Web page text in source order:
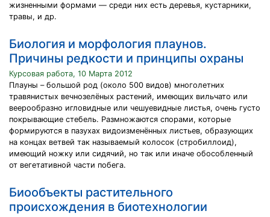
жизненными формами — среди них есть деревья, кустарники,
травы, и др.
Биология и морфология плаунов.
Причины редкости и принципы охраны
Курсовая работа, 10 Марта 2012
Плауны – большой род (около 500 видов) многолетних
травянистых вечнозелёных растений, имеющих вильчато или
веерообразно игловидные или чешуевидные листья, очень густо
покрывающие стебель. Размножаются спорами, которые
формируются в пазухах видоизменённых листьев, образующих
на концах ветвей так называемый колосок (стробиллоид),
имеющий ножку или сидячий, но так или иначе обособленный
от вегетативной части побега.
Биообъекты растительного
происхождения в биотехнологии